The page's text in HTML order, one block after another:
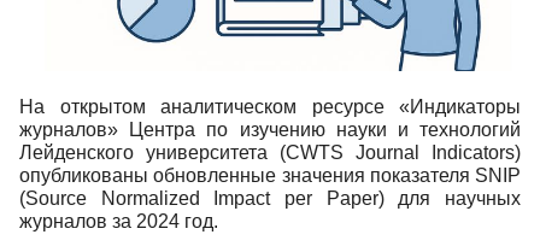
На открытом аналитическом ресурсе «Индикаторы
журналов» Центра по изучению науки и технологий
Лейденского университета (CWTS Journal Indicators)
опубликованы обновленные значения показателя SNIP
(Source Normalized Impact per Paper) для научных
журналов за 2024 год.